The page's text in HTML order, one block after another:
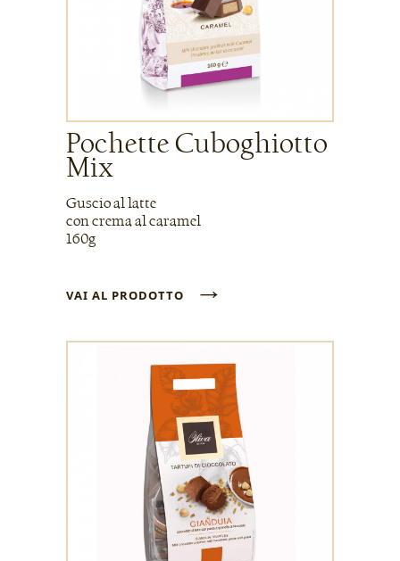
Pochette Cuboghiotto
Mix
Guscio al latte
con crema al caramel
160g
VAI AL PRODOTTO →